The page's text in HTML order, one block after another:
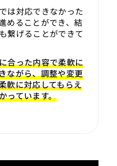
は対応できなかった
めることができ、結
繋げることができて
合った内容で柔軟に
ながら、調整や変更
軟に対応してもらえ
っています。